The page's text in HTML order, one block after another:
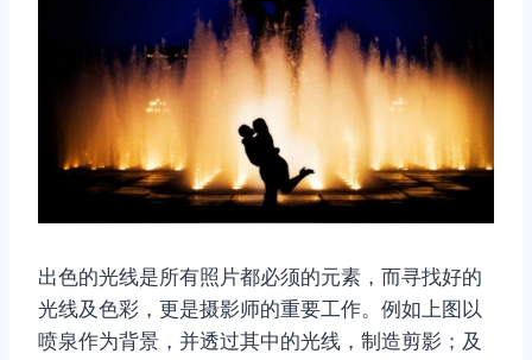
出色的光线是所有照片都必须的元素，而寻找好的
光线及色彩，更是摄影师的重要工作。例如上图以
喷泉作为背景，并透过其中的光线，制造剪影；及